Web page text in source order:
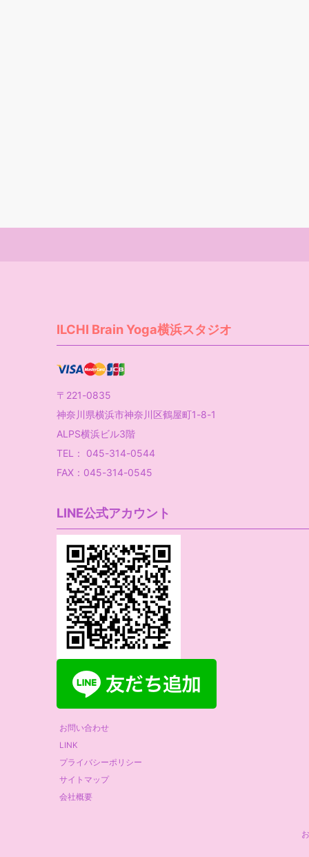
ILCHI Brain Yoga横浜スタジオ
〒221-0835
神奈川県横浜市神奈川区鶴屋町1-8-1
ALPS横浜ビル3階
TEL： 045-314-0544
FAX：045-314-0545
LINE公式アカウント
お問い合わせ
LINK
プライバシーポリシー
サイトマップ
会社概要